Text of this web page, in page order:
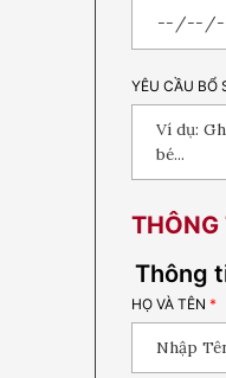
YÊU CẦU BỔ
THÔNG
Thông
HỌ VÀ TÊN *